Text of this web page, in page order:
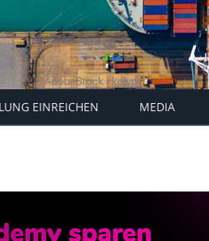
EINREICHEN MEDIA